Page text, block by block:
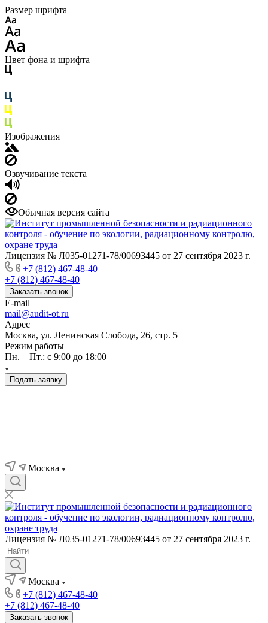
Размер шрифта
Цвет фона и шрифта
Изображения
Озвучивание текста
Обычная версия сайта
Лицензия № Л035-01271-78/00693445 от 27 сентября 2023 г.
+7 (812) 467-48-40
+7 (812) 467-48-40
Заказать звонок
E-mail
mail@audit-ot.ru
Адрес
Москва, ул. Ленинская Слобода, 26, стр. 5
Режим работы
Пн. – Пт.: с 9:00 до 18:00
Подать заявку
Москва
Лицензия № Л035-01271-78/00693445 от 27 сентября 2023 г.
Москва
+7 (812) 467-48-40
+7 (812) 467-48-40
Заказать звонок